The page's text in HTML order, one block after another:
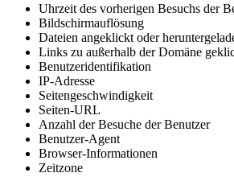
Uhrzeit des vorherigen Besuchs der
Bildschirmauflösung
Dateien angeklickt oder
Links zu außerhalb der Domäne
Benutzeridentifikation
IP-Adresse
Seitengeschwindigkeit
Seiten-URL
Anzahl der Besuche der Benutzer
Benutzer-Agent
Browser-Informationen
Zeitzone